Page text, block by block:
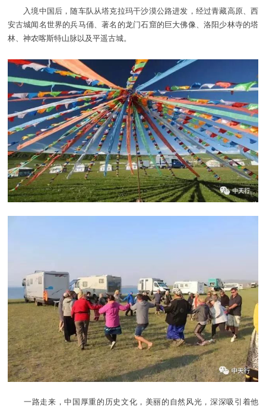
入境中国后，随车队从塔克拉玛干沙漠公路进发，经过青藏高原、西
安古城闻名世界的兵马俑、著名的龙门石窟的巨大佛像、洛阳少林寺的塔
林、神农喀斯特山脉以及平遥古城。
一路走来，中国厚重的历史文化，美丽的自然风光，深深吸引着他